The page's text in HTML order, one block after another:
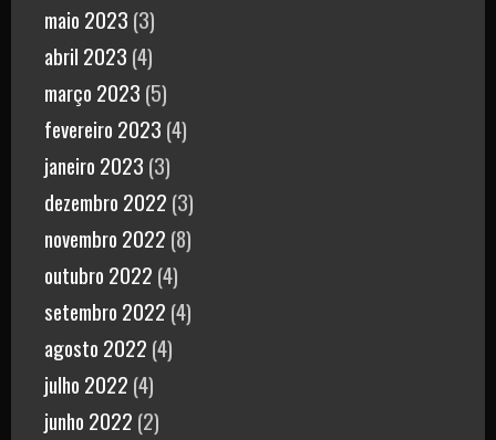
maio 2023 (3)
abril 2023 (4)
março 2023 (5)
fevereiro 2023 (4)
janeiro 2023 (3)
dezembro 2022 (3)
novembro 2022 (8)
outubro 2022 (4)
setembro 2022 (4)
agosto 2022 (4)
julho 2022 (4)
junho 2022 (2)